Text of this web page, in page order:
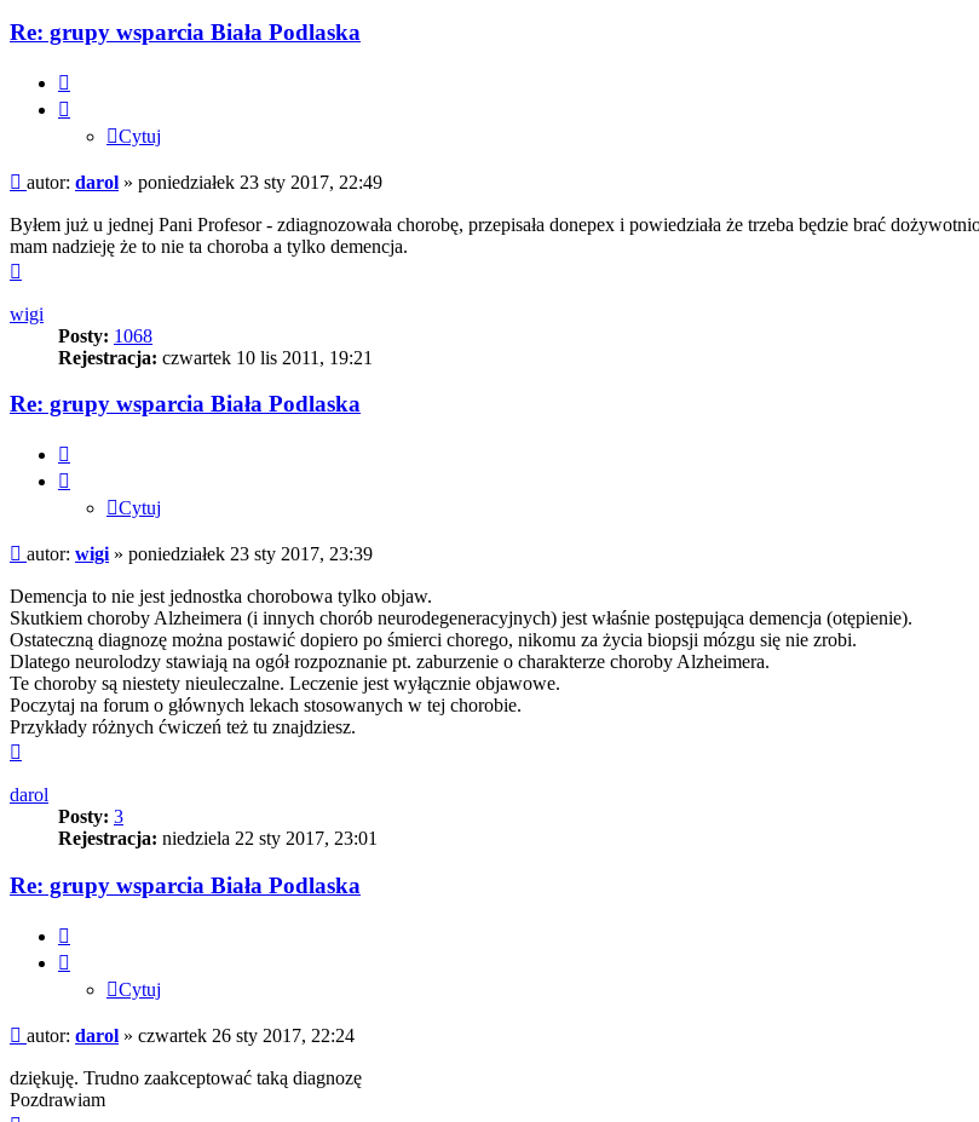
Re: grupy wsparcia Biała Podlaska
Cytuj
Post
autor: darol » poniedziałek 23 sty 2017, 22:49
Byłem już u jednej Pani Profesor - zdiagnozowała chorobę, przepisała donepex i powiedziała że trzeba będzie brać
mam nadzieję że to nie ta choroba a tylko demencja.
wigi
Posty: 1068
Rejestracja: czwartek 10 lis 2011, 19:21
Re: grupy wsparcia Biała Podlaska
Cytuj
Post
autor: wigi » poniedziałek 23 sty 2017, 23:39
Demencja to nie jest jednostka chorobowa tylko objaw.
Skutkiem choroby Alzheimera (i innych chorób neurodegeneracyjnych) jest właśnie postępująca demencja (otępienie).
Ostateczną diagnozę można postawić dopiero po śmierci chorego, nikomu za życia biopsji mózgu się nie zrobi.
Dlatego neurolodzy stawiają na ogół rozpoznanie pt. zaburzenie o charakterze choroby Alzheimera.
Te choroby są niestety nieuleczalne. Leczenie jest wyłącznie objawowe.
Poczytaj na forum o głównych lekach stosowanych w tej chorobie.
Przykłady różnych ćwiczeń też tu znajdziesz.
darol
Posty: 3
Rejestracja: niedziela 22 sty 2017, 23:01
Re: grupy wsparcia Biała Podlaska
Cytuj
Post
autor: darol » czwartek 26 sty 2017, 22:24
dziękuję. Trudno zaakceptować taką diagnozę
Pozdrawiam